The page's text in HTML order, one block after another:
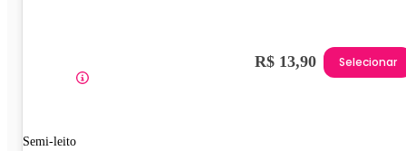
Semi-leito
R$ 13,90 Selecionar